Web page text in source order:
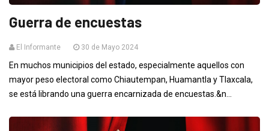
Guerra de encuestas
El Informante 30 de Mayo 2024
En muchos municipios del estado, especialmente aquellos con
mayor peso electoral como Chiautempan, Huamantla y Tlaxcala,
se está librando una guerra encarnizada de encuestas.&n...